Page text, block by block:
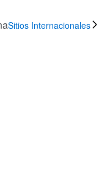
Sitios Internacionales